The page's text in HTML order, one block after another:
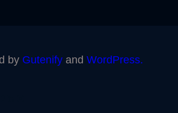
by Gutenify and WordPress.